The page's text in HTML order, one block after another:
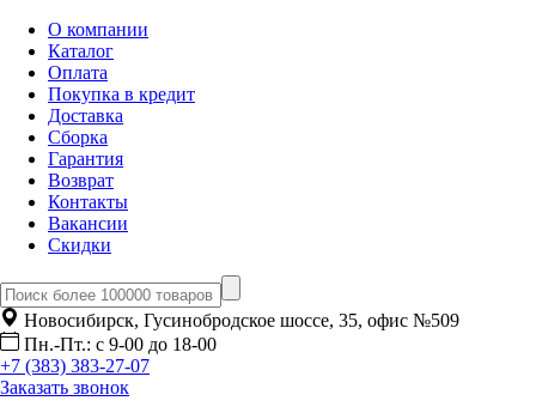
О компании
Каталог
Оплата
Покупка в кредит
Доставка
Сборка
Гарантия
Возврат
Контакты
Вакансии
Скидки
Новосибирск, Гусинобродское шоссе, 35, офис №509
Пн.-Пт.: с 9-00 до 18-00
+7 (383) 383-27-07
Заказать звонок